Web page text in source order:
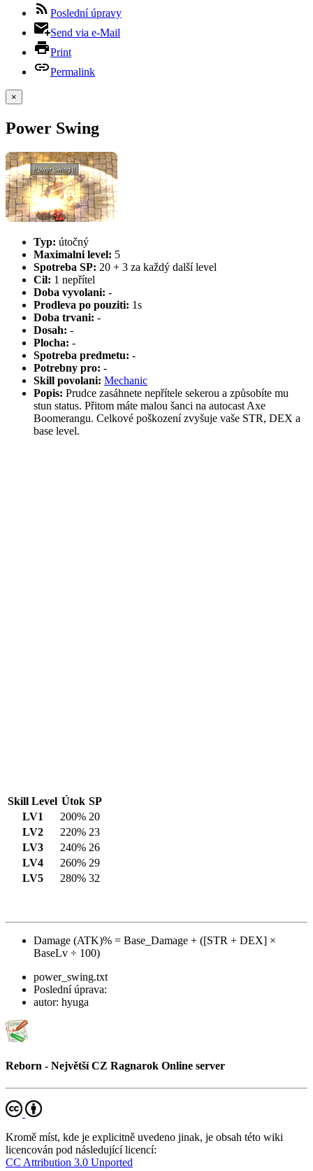
Poslední úpravy
Send via e-Mail
Print
Permalink
×
Power Swing
Typ: útočný
Maximalni level: 5
Spotreba SP: 20 + 3 za každý další level
Cil: 1 nepřítel
Doba vyvolani: -
Prodleva po pouziti: 1s
Doba trvani: -
Dosah: -
Plocha: -
Spotreba predmetu: -
Potrebny pro: -
Skill povolani: Mechanic
Popis: Prudce zasáhnete nepřítele sekerou a způsobíte mu
stun status. Přitom máte malou šanci na autocast Axe
Boomerangu. Celkové poškození zvyšuje vaše STR, DEX a
base level.
Skill Level Útok SP
LV1
200% 20
LV2
220% 23
LV3
240% 26
LV4
260% 29
LV5
280% 32
Damage (ATK)% = Base_Damage + ([STR + DEX] ×
BaseLv ÷ 100)
power_swing.txt
Poslední úprava:
autor: hyuga
Reborn - Největší CZ Ragnarok Online server
Kromě míst, kde je explicitně uvedeno jinak, je obsah této wiki
licencován pod následující licencí:
CC Attribution 3.0 Unported